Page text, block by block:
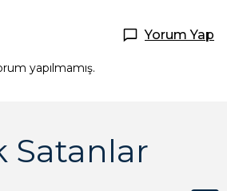
Yorum Yap
yapılmamış.
Satanlar